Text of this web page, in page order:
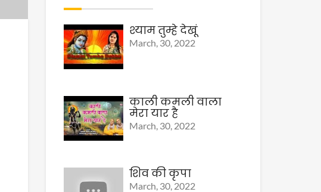
श्याम तुम्हे देखूं
March, 30, 2022
काली कमली वाला
मेरा यार है
March, 30, 2022
शिव की कृपा
March, 30, 2022